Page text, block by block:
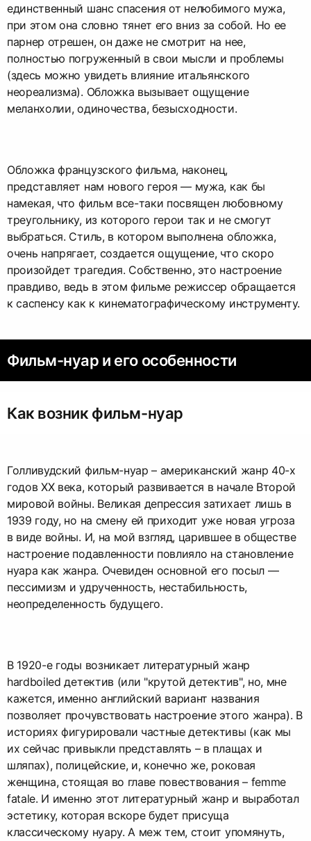
единственный шанс спасения от нелюбимого мужа,
при этом она словно тянет его вниз за собой. Но ее
парнер отрешен, он даже не смотрит на нее,
полностью погруженный в свои мысли и проблемы
(здесь можно увидеть влияние итальянского
неореализма). Обложка вызывает ощущение
меланхолии, одиночества, безысходности.
Обложка французского фильма, наконец,
представляет нам нового героя — мужа, как бы
намекая, что фильм все-таки посвящен любовному
треугольнику, из которого герои так и не смогут
выбраться. Стиль, в котором выполнена обложка,
очень напрягает, создается ощущение, что скоро
произойдет трагедия. Собственно, это настроение
правдиво, ведь в этом фильме режиссер обращается
к саспенсу как к кинематографическому инструменту.
Фильм-нуар и его особенности
Как возник фильм-нуар
Голливудский фильм-нуар – американский жанр 40-х
годов XX века, который развивается в начале Второй
мировой войны. Великая депрессия затихает лишь в
1939 году, но на смену ей приходит уже новая угроза
в виде войны. И, на мой взгляд, царившее в обществе
настроение подавленности повлияло на становление
нуара как жанра. Очевиден основной его посыл —
пессимизм и удрученность, нестабильность,
неопределенность будущего.
В 1920-е годы возникает литературный жанр
hardboiled детектив (или "крутой детектив", но, мне
кажется, именно английский вариант названия
позволяет прочувствовать настроение этого жанра). В
историях фигурировали частные детективы (как мы
их сейчас привыкли представлять – в плащах и
шляпах), полицейские, и, конечно же, роковая
женщина, стоящая во главе повествования – femme
fatale. И именно этот литературный жанр и выработал
эстетику, которая вскоре будет присуща
классическому нуару. А меж тем, стоит упомянуть,